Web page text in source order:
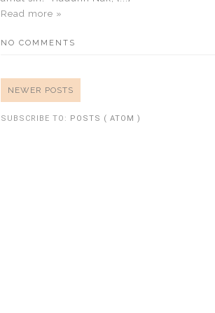
Read more »
NO COMMENTS
NEWER POSTS
SUBSCRIBE TO: POSTS ( ATOM )